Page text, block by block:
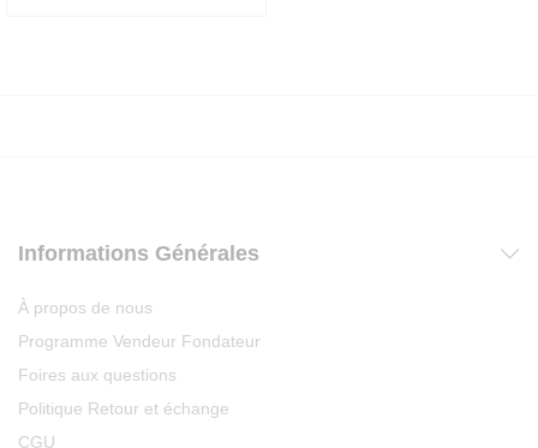
Informations Générales
À propos de nous
Programme Vendeur Fondateur
Foires aux questions
Politique Retour et échange
CGU